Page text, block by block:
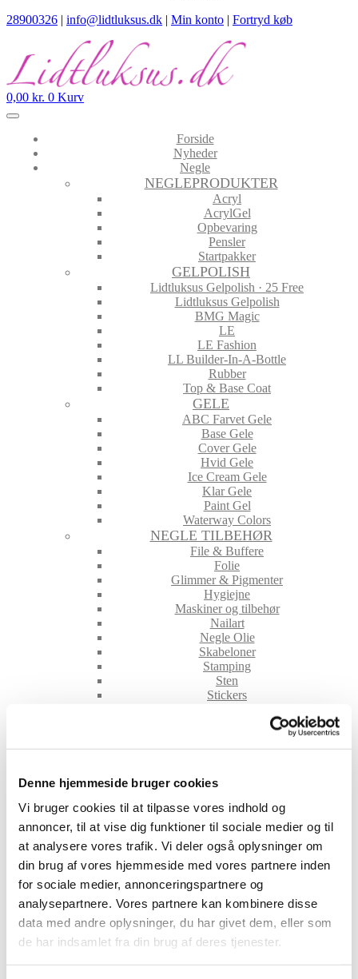
Denne hjemmeside bruger cookies
Vi bruger cookies til at tilpasse vores indhold og
annoncer, til at vise dig funktioner til sociale medier og til
at analysere vores trafik. Vi deler også oplysninger om
din brug af vores hjemmeside med vores partnere inden
for sociale medier, annonceringspartnere og
analysepartnere. Vores partnere kan kombinere disse
data med andre oplysninger, du har givet dem, eller som
de har indsamlet fra din brug af deres tjenester.
28900326 | info@lidtluksus.dk | Min konto | Fortryd køb
0,00 kr. 0 Kurv
Forside
Nyheder
Negle
NEGLEPRODUKTER
Acryl
AcrylGel
Opbevaring
Pensler
Startpakker
GELPOLISH
Lidtluksus Gelpolish · 25 Free
Lidtluksus Gelpolish
BMG Magic
LE
LE Fashion
LL Builder-In-A-Bottle
Rubber
Top & Base Coat
GELE
ABC Farvet Gele
Base Gele
Cover Gele
Hvid Gele
Ice Cream Gele
Klar Gele
Paint Gel
Waterway Colors
NEGLE TILBEHØR
File & Buffere
Folie
Glimmer & Pigmenter
Hygiejne
Maskiner og tilbehør
Nailart
Negle Olie
Skabeloner
Stamping
Sten
Stickers
Tipper & øvehænder
Water Decals
Jule Nailart
Kurser
Jelly Maske
Vippe Produkter
LASH LIFT
VIPPER
Silke
Ultra soft flat cashmere
Volume
VIPPE TILBEHØR
After Care